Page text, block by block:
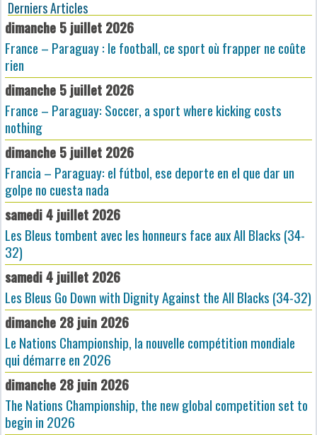
Derniers Articles
dimanche 5 juillet 2026
France – Paraguay : le football, ce sport où frapper ne coûte
rien
dimanche 5 juillet 2026
France – Paraguay: Soccer, a sport where kicking costs
nothing
dimanche 5 juillet 2026
Francia – Paraguay: el fútbol, ese deporte en el que dar un
golpe no cuesta nada
samedi 4 juillet 2026
Les Bleus tombent avec les honneurs face aux All Blacks (34-
32)
samedi 4 juillet 2026
Les Bleus Go Down with Dignity Against the All Blacks (34-32)
dimanche 28 juin 2026
Le Nations Championship, la nouvelle compétition mondiale
qui démarre en 2026
dimanche 28 juin 2026
The Nations Championship, the new global competition set to
begin in 2026